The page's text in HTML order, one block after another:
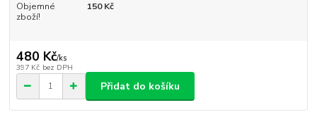
Objemné
zboží!
150 Kč
480 Kč/ks
397 Kč bez DPH
Přidat do košíku